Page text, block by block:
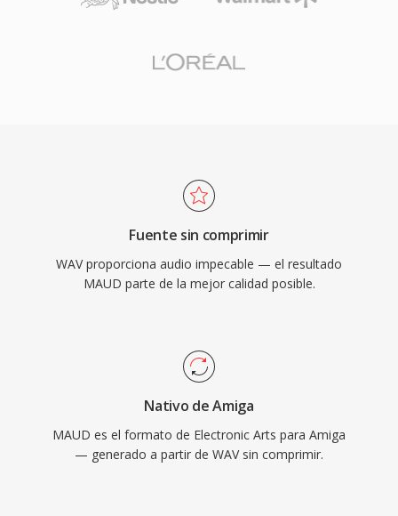
Fuente sin comprimir
WAV proporciona audio impecable — el resultado
MAUD parte de la mejor calidad posible.
Nativo de Amiga
MAUD es el formato de Electronic Arts para Amiga
— generado a partir de WAV sin comprimir.